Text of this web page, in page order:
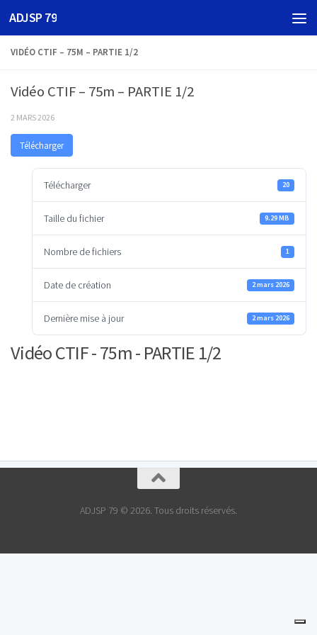
Skip to content
ADJSP 79
VIDÉO CTIF – 75M – PARTIE 1/2
Vidéo CTIF – 75m – PARTIE 1/2
2 MARS 2026
Télécharger
Télécharger 20
Taille du fichier 9.29 MB
Nombre de fichiers 1
Date de création 2 mars 2026
Dernière mise à jour 2 mars 2026
Vidéo CTIF - 75m - PARTIE 1/2
ADJSP 79 © 2026. Tous droits réservés.